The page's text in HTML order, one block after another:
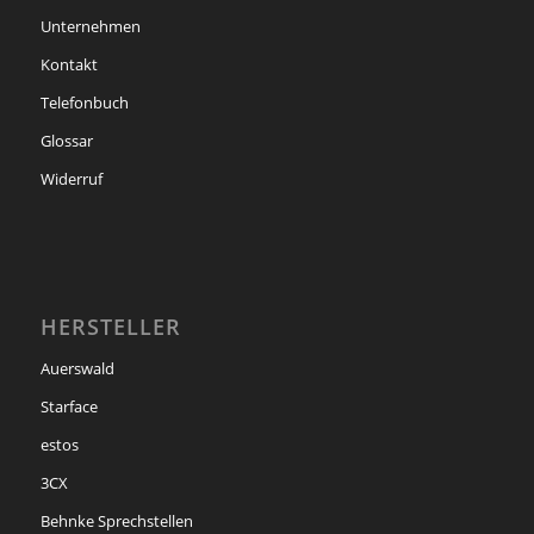
Unternehmen
Kontakt
Telefonbuch
Glossar
Widerruf
HERSTELLER
Auerswald
Starface
estos
3CX
Behnke Sprechstellen